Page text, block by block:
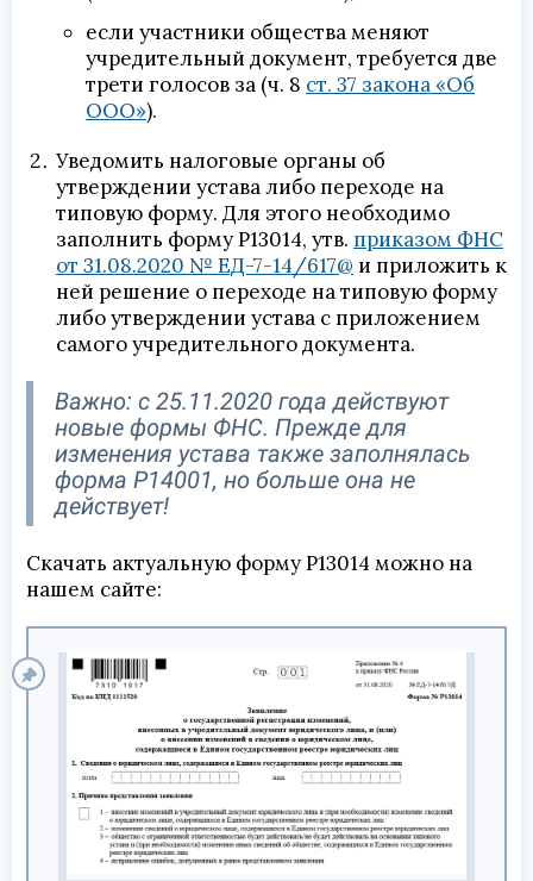
если участники общества меняют
учредительный документ, требуется две
трети голосов за (ч. 8 ст. 37 закона «Об
ООО»).
Уведомить налоговые органы об
утверждении устава либо переходе на
типовую форму. Для этого необходимо
заполнить форму Р13014, утв. приказом ФНС
от 31.08.2020 № ЕД-7-14/617@ и приложить к
ней решение о переходе на типовую форму
либо утверждении устава с приложением
самого учредительного документа.
Важно: с 25.11.2020 года действуют
новые формы ФНС. Прежде для
изменения устава также заполнялась
форма Р14001, но больше она не
действует!
Скачать актуальную форму Р13014 можно на
нашем сайте: